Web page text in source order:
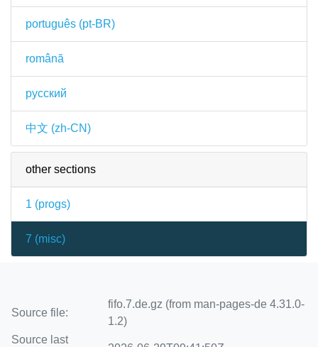
português (pt-BR)
română
русский
中文 (zh-CN)
other sections
1 (progs)
7 (misc)
Source file:
fifo.7.de.gz (from man-pages-de 4.31.0-
1.2)
Source last